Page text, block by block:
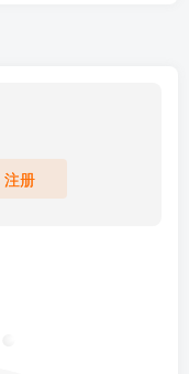
注册